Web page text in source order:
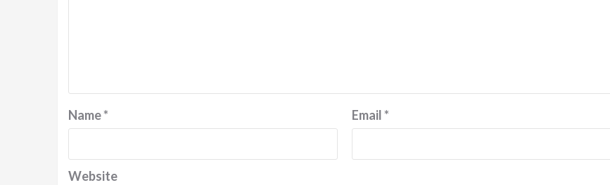
Name* Email*
Website